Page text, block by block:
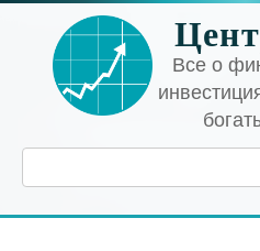
Перейти
контенту
Все о
Поиск: